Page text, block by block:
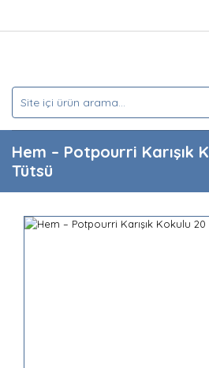
Hem – Potpourri Karışık
Tütsü